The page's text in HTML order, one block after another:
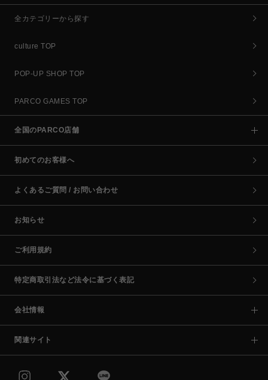
全カテゴリーから探す
culture TOP
POP-UP SHOP TOP
PARCO GAMES TOP
全国のPARCO店舗
初めてのお客様へ
よくあるご質問 / お問い合わせ
お知らせ
ご利用規約
特定商取引法など法令に基づく表記
会社情報
関連サイト